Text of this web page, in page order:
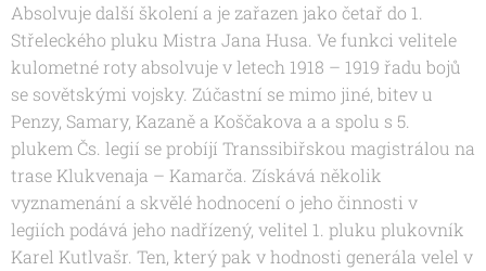
Absolvuje další školení a je zařazen jako četař do 1.
Střeleckého pluku Mistra Jana Husa. Ve funkci velitele
kulometné roty absolvuje v letech 1918 – 1919 řadu bojů
se sovětskými vojsky. Zúčastní se mimo jiné, bitev u
Penzy, Samary, Kazaně a Koščakova a a spolu s 5.
plukem Čs. legií se probíjí Transsibiřskou magistrálou na
trase Klukvenaja – Kamarča. Získává několik
vyznamenání a skvělé hodnocení o jeho činnosti v
legiích podává jeho nadřízený, velitel 1. pluku plukovník
Karel Kutlvašr. Ten, který pak v hodnosti generála velel v